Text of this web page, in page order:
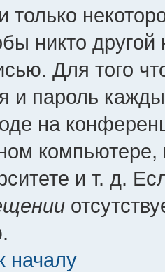
только
никто
Для того
и пароль
на
компьютере,
и т. д.
началу